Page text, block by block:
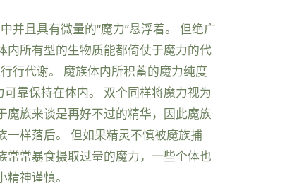
并且具有微量的“魔力”悬浮着。 但绝广
内所有型的生物质能都倚仗于魔力的代
行代谢。 魔族体内所积蓄的魔力纯度
靠保持在体内。 双个同样将魔力视为
族来谈是再好不过的精华，因此魔族
样落后。 但如果精灵不慎被魔族捕
常暴食摄取过量的魔力，一些个体也
神谨慎。